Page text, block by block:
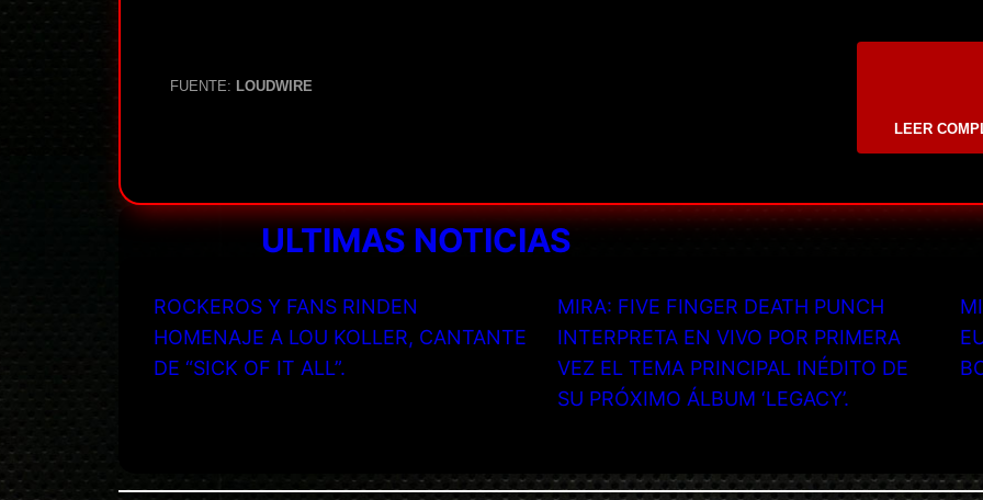
FUENTE: LOUDWIRE
LEER
ULTIMAS NOTICIAS
ROCKEROS Y FANS RINDEN
HOMENAJE A LOU KOLLER, CANTANTE
DE “SICK OF IT ALL”.
MIRA: FIVE FINGER DEATH PUNCH
INTERPRETA EN VIVO POR PRIMERA
VEZ EL TEMA PRINCIPAL INÉDITO DE
SU PRÓXIMO ÁLBUM ‘LEGACY’.